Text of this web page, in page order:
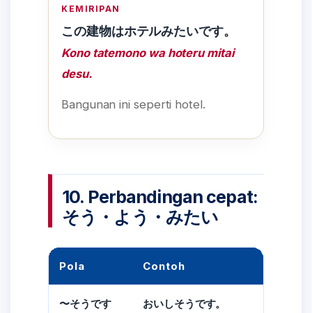
KEMIRIPAN
この建物はホテルみたいです。
Kono tatemono wa hoteru mitai
desu.
Bangunan ini seperti hotel.
10. Perbandingan cepat:
そう・よう・みたい
Pola Contoh
〜そうです おいしそうです。